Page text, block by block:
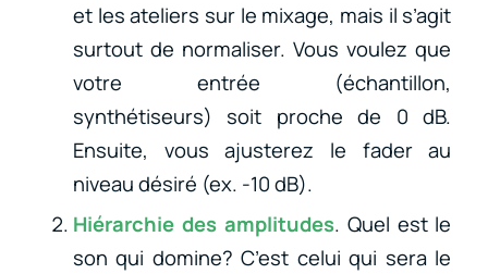
et les ateliers sur le mixage, mais il s’agit
surtout de normaliser. Vous voulez que
votre entrée (échantillon,
synthétiseurs) soit proche de 0 dB.
Ensuite, vous ajusterez le fader au
niveau désiré (ex. -10 dB).
Hiérarchie des amplitudes. Quel est le
son qui domine? C’est celui qui sera le